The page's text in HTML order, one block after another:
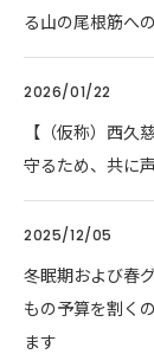
る山の尾根筋へ
2026/01/22
【（仮称）西久
守るため、共に
2025/12/05
冬眠期および春
もの予算を割く
ます